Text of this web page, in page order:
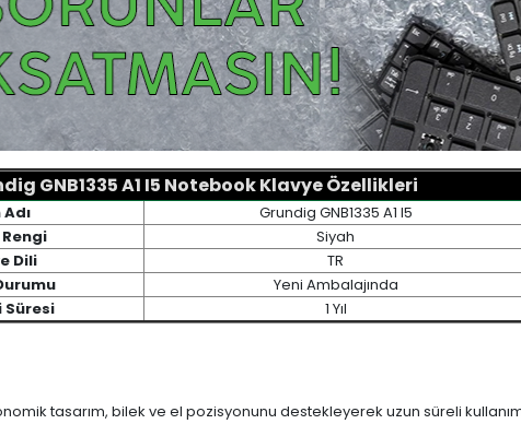
GNB1335 A1 I5 Notebook Klavye Özellikleri
Grundig GNB1335 A1 I5
Siyah
Dili
TR
Yeni Ambalajında
1 Yıl
tasarım, bilek ve el pozisyonunu destekleyerek uzun süreli